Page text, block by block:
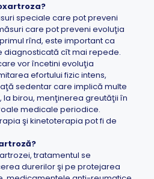
speciale care pot preveni
care pot preveni evoluţia
rînd, este important ca
diagnosticată cît mai repede.
vor încetini evoluţia
efortului fizic intens,
sedentar care implică multe
birou, menţinerea greutăţii în
medicale periodice.
şi kinetoterapia pot fi de
tratamentul se
durerilor şi pe protejarea